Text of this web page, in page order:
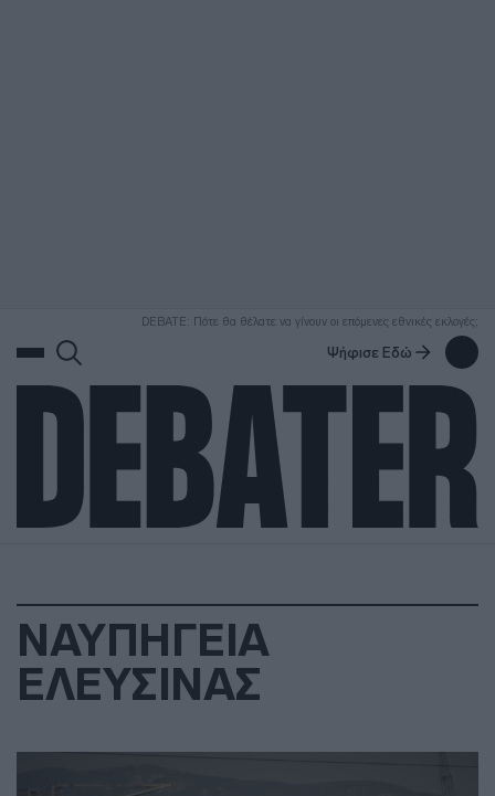
DEBATE: Πότε θα θέλατε να γίνουν οι επόμενες εθνικές εκλογές;
Ψήφισε Εδώ
ΝΑΥΠΗΓΕΙΑ
ΕΛΕΥΣΙΝΑΣ